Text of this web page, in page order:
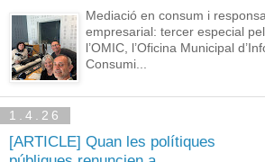
Mediació en consum i
empresarial: tercer especial
l’OMIC, l’Oficina Municipal
Consumi...
1.4.26
[ARTICLE] Quan les polítiques